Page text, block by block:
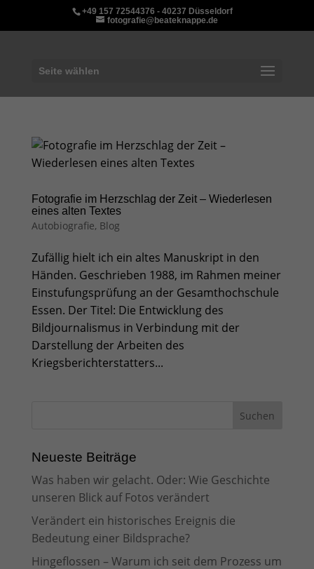
+49 157 72544376 - 40237 Düsseldorf
fotografie@beateknappe.de
Seite wählen
Fotografie im Herzschlag der Zeit – Wiederlesen
eines alten Textes
Autobiografie, Blog
Zufällig hielt ich ein altes Manuskript in den
Händen. Geschrieben 1988, im Rahmen meiner
Einstufungsprüfung an der Gesamthochschule
Essen. Der Titel: Die Entwicklung des
Bildjournalismus in Verbindung mit der
Darstellung der Arbeiten des
Kriegsberichterstatters...
Neueste Beiträge
Was haben wir gelacht. Oder: Wie Geschichte
unseren Blick auf Fotos verändert
Verändert ein historisches Ereignis die
Bedeutung einer Bildsprache?
Hingeflossen – Warum ich seit dem Prozess um